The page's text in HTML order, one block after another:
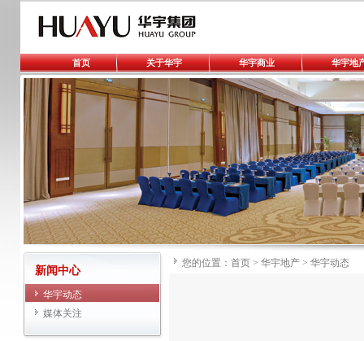
首页 关于华宇 华宇商业 华宇地
新闻中心
华宇动态
媒体关注
您的位置： 首页 > 华宇地产 > 华宇动态